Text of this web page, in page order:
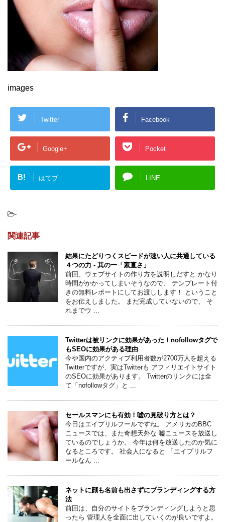
images
Twitter Facebook
Google+ Pocket
B! はてブ LINE
-
関連記事
結果にたどりつくスピードが速い人に共通している
４つの力 - 其の一「素直さ」
前回、ウェブサイトの作り方を説明しだすと かなり
時間がかかってしまいそうなので、 テンプレート付
きの無料レポートにしてお渡しします！ ということ
をお伝えしました。 まだ完成していないので、 そ
れまでウ ...
Twitterは被リンクに効果があった！nofollowタグで
もSEOに効果がある理由
今や国内のアクティブ利用者数が2700万人を超える
Twitterですが、実はTwitterも アフィリエイトサイト
のSEOに効果があります。 Twitterのリンクには全
て「nofollowタグ」と ...
セールスマンにも有効！嘘の見破り方とは？
今日はエイプリルフールですね。 アメリカのBBC
ニュースでは、また奇想天外な 嘘ニュースを放送し
ているのでしょうか。 今年は何を放送したのか気に
なるところです。 社会人になると 「エイプリルフ
ールなん ...
ネットに顔も名前も出さずにブランディングする方
法
前回は、自分のサイトをブランディングしようと思
ったら 管理人を全面に出していくのが良いですよ。